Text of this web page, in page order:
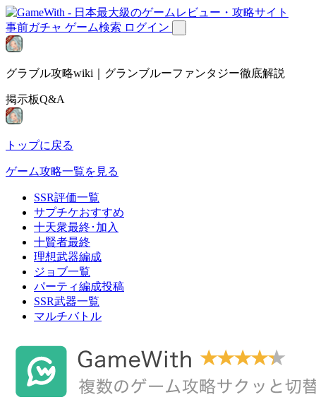
事前ガチャ ゲーム検索 ログイン
グラブル攻略wiki｜グランブルーファンタジー徹底解説
掲示板Q&A
トップに戻る
ゲーム攻略一覧を見る
SSR評価一覧
サプチケおすすめ
十天衆最終･加入
十賢者最終
理想武器編成
ジョブ一覧
パーティ編成投稿
SSR武器一覧
マルチバトル